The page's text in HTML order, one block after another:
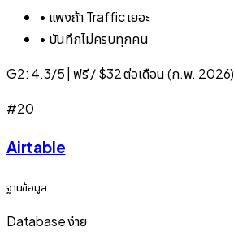
• แพงถ้า Traffic เยอะ
• บันทึกไม่ครบทุกคน
G2: 4.3/5 ฟรี / $32 ต่อเดือน (ก.พ. 2026)
#20
Airtable
ฐานข้อมูล
Database ง่าย